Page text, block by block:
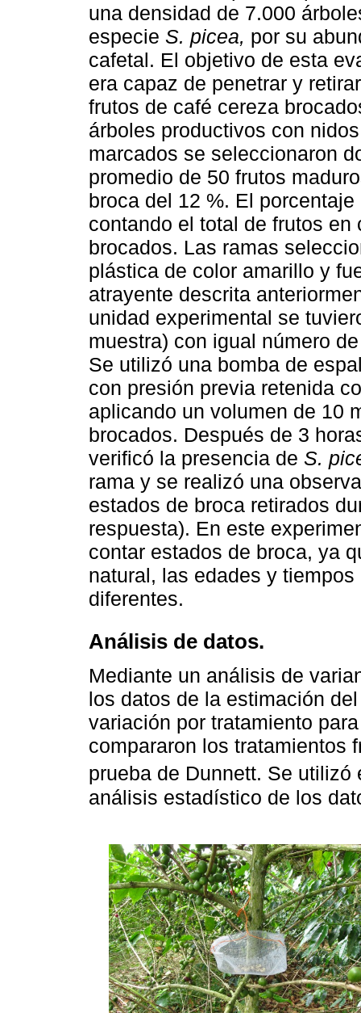
una densidad de 7.000
especie S. picea, por su
cafetal. El objetivo de esta
era capaz de penetrar y
frutos de café cereza
árboles productivos con
marcados se seleccionaron
promedio de 50 frutos
broca del 12 %. El
contando el total de frutos
brocados. Las ramas
plástica de color amarillo y
atrayente descrita
unidad experimental se
muestra) con igual número
Se utilizó una bomba de
con presión previa retenida
aplicando un volumen de 10
brocados. Después de 3
verificó la presencia de S.
rama y se realizó una
estados de broca retirados
respuesta). En este
contar estados de broca, ya
natural, las edades y
diferentes.
Análisis de datos.
Mediante un análisis de
los datos de la estimación
variación por tratamiento
compararon los tratamientos
prueba de Dunnett. Se
análisis estadístico de los